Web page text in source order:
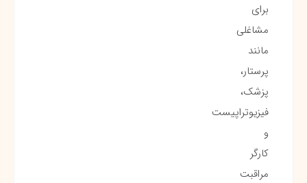
برای
مشاغلی
مانند
پرستار،
پزشک،
فیزیوتراپیست
و
کارگر
مراقبت